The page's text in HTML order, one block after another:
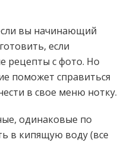
вы начинающий
если
рецепты с фото. Но
поможет справиться
в свое меню нотку.
одинаковые по
в кипящую воду (все